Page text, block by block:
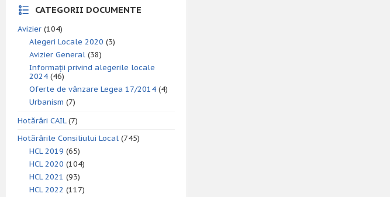
CATEGORII DOCUMENTE
Avizier (104)
Alegeri Locale 2020 (3)
Avizier General (38)
Informații privind alegerile locale
2024 (46)
Oferte de vânzare Legea 17/2014 (4)
Urbanism (7)
Hotărâri CAIL(7)
Hotărârile Consiliului Local (745)
HCL 2019 (65)
HCL 2020 (104)
HCL 2021 (93)
HCL 2022 (117)